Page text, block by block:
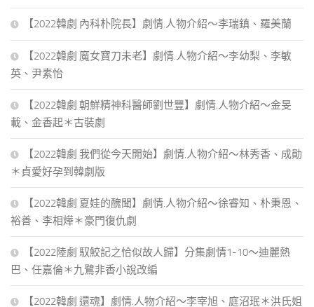
【2022韓劇 內科朴院長】劇情.人物介紹～李瑞鎮、羅美蘭
【2022韓劇 魔女寶刀未老】劇情.人物介紹～李幼梨、李敏
英、尹素怡
【2022韓劇 朝鮮精神科醫師劉世豐】劇情.人物介紹～金旻
載、金香起＊古裝劇
【2022韓劇 我們從今天開始】劇情.人物介紹～林秀香、成勛
＊貞愛好孕到韓劇版
【2022韓劇 夏娃的醜聞】劇情.人物介紹～徐睿知、朴秉恩、
裕善、李相燁＊豪門復仇劇
【2022陸劇 馭鮫記之恰似故人歸】分集劇情1-10～迪麗熱
巴、任嘉倫＊九鷺非香小說改編
【2022韓劇 還魂】劇情.人物介紹～李宰旭、庭沼珉＊洪氏姐